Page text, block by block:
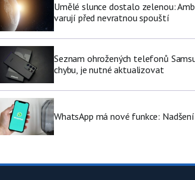
Umělé slunce dostalo zelenou:
varují před nevratnou spouští
Seznam ohrožených telefonů
chybu, je nutné aktualizovat
WhatsApp má nové funkce: